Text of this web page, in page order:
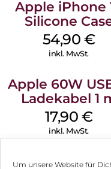
Um unsere Website für
Apple iPhone
Silicone
MagSafe Lake
Green
54,90 €
inkl. MwSt.
Apple 60W
Ladekabel 1
Weiß
17,90 €
inkl. MwSt.